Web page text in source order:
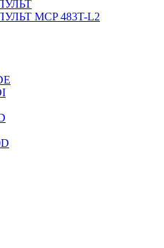
MCP 483T-L2